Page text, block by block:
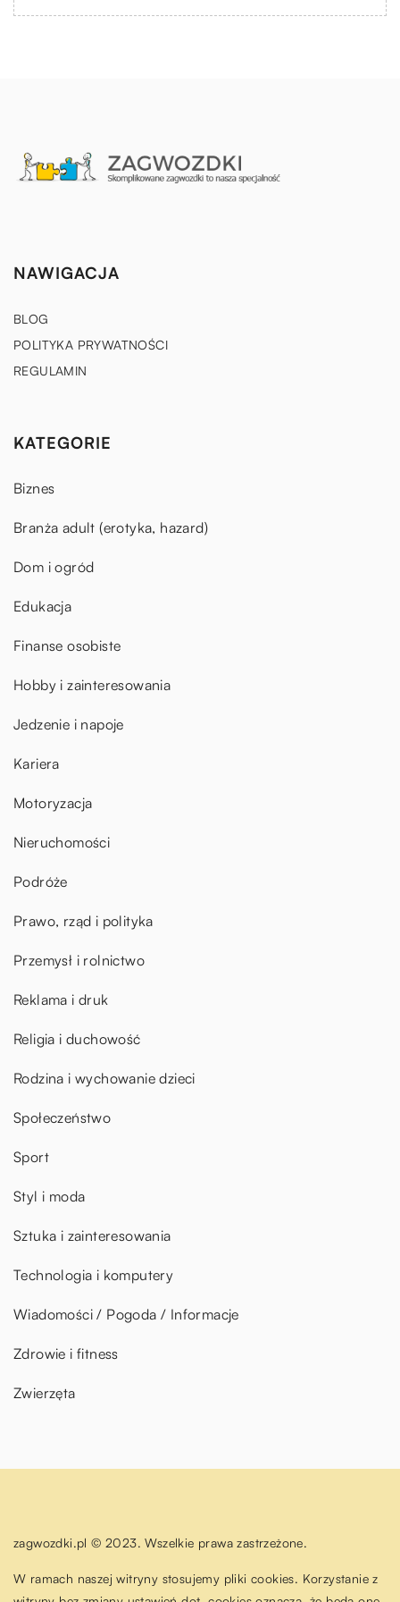
NAWIGACJA
BLOG
POLITYKA PRYWATNOŚCI
REGULAMIN
KATEGORIE
Biznes
Branża adult (erotyka, hazard)
Dom i ogród
Edukacja
Finanse osobiste
Hobby i zainteresowania
Jedzenie i napoje
Kariera
Motoryzacja
Nieruchomości
Podróże
Prawo, rząd i polityka
Przemysł i rolnictwo
Reklama i druk
Religia i duchowość
Rodzina i wychowanie dzieci
Społeczeństwo
Sport
Styl i moda
Sztuka i zainteresowania
Technologia i komputery
Wiadomości / Pogoda / Informacje
Zdrowie i fitness
Zwierzęta
zagwozdki.pl © 2023. Wszelkie prawa zastrzeżone.
W ramach naszej witryny stosujemy pliki cookies. Korzystanie z